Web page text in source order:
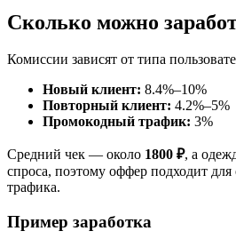
Сколько можно
Комиссии зависят от типа
Новый клиент: 8.4%–10%
Повторный клиент: 4.2%–5%
Промокодный трафик: 3%
Средний чек — около 1800 ₽, а
спроса, поэтому оффер подходит для
трафика.
Пример заработка